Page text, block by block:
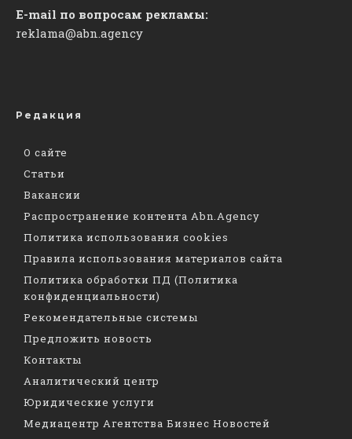
E-mail по вопросам рекламы:
reklama@abn.agency
Редакция
О сайте
Статьи
Вакансии
Распространение контента Abn.Agency
Политика использования cookies
Правила использования материалов сайта
Политика обработки ПД (Политика
конфиденциальности)
Рекомендательные системы
Предложить новость
Контакты
Аналитический центр
Юридические услуги
Медиацентр Агентства Бизнес Новостей